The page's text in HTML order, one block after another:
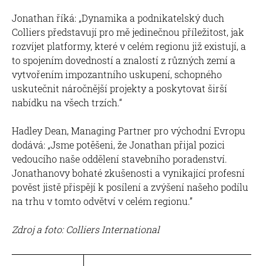
Jonathan říká: „Dynamika a podnikatelský duch
Colliers představují pro mě jedinečnou příležitost, jak
rozvíjet platformy, které v celém regionu již existují, a
to spojením dovedností a znalostí z různých zemí a
vytvořením impozantního uskupení, schopného
uskutečnit náročnější projekty a poskytovat širší
nabídku na všech trzích.“
Hadley Dean, Managing Partner pro východní Evropu
dodává: „Jsme potěšeni, že Jonathan přijal pozici
vedoucího naše oddělení stavebního poradenství.
Jonathanovy bohaté zkušenosti a vynikající profesní
pověst jistě přispějí k posílení a zvýšení našeho podílu
na trhu v tomto odvětví v celém regionu.”
Zdroj a foto: Colliers International